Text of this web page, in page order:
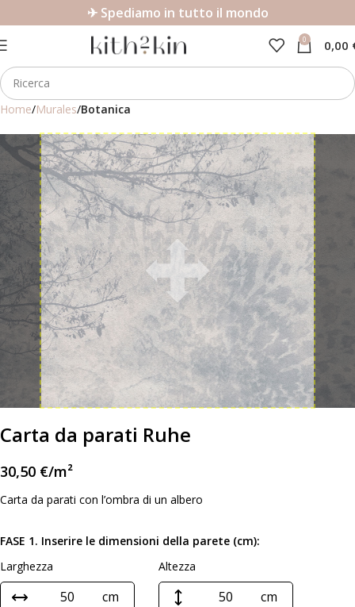
✈ Spediamo in tutto il mondo
0 0,00
Home Murales Botanica
Carta da parati Ruhe
30,50 €/m²
Carta da parati con l’ombra di un albero
FASE 1. Inserire le dimensioni della parete (cm):
Larghezza
cm
Altezza
cm